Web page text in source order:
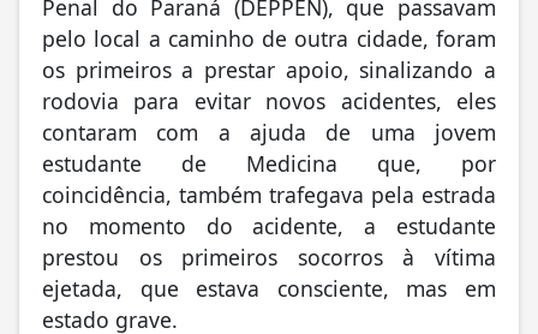
pelo local a caminho de outra cidade, foram
os primeiros a prestar apoio, sinalizando a
rodovia para evitar novos acidentes, eles
contaram com a ajuda de uma jovem
estudante de Medicina que, por
coincidência, também trafegava pela estrada
no momento do acidente, a estudante
prestou os primeiros socorros à vítima
ejetada, que estava consciente, mas em
estado grave.